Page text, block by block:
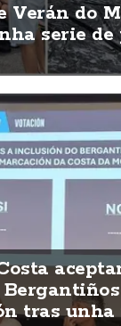
Verán do
serie de
tras